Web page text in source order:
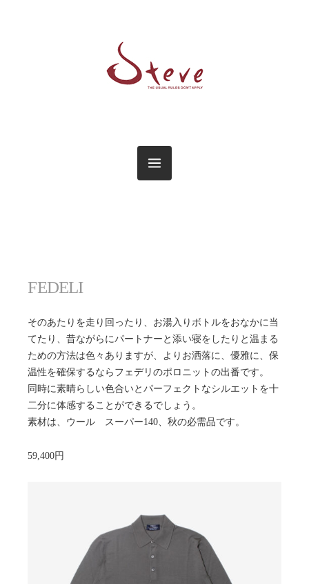
FEDELI
そのあたりを走り回ったり、お湯入りボトルをおなかに当
てたり、昔ながらにパートナーと添い寝をしたりと温まる
ための方法は色々ありますが、よりお洒落に、優雅に、保
温性を確保するならフェデリのポロニットの出番です。
同時に素晴らしい色合いとパーフェクトなシルエットを十
二分に体感することができるでしょう。
素材は、ウール スーパー140、秋の必需品です。
59,400円